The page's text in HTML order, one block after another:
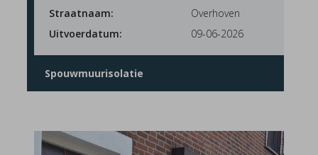
Straatnaam:
Overhoven
Uitvoerdatum:
09-06-2026
Spouwmuurisolatie